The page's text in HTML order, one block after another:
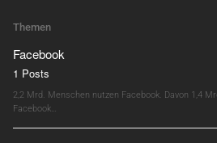
Themen
Facebook
1 Posts
2,2 Mrd. Menschen nutzen Facebook. Davon 1,4
Facebook…